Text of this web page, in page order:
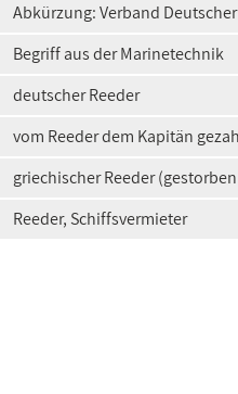
Abkürzung: Verband
Begriff aus der Marinetechnik
deutscher Reeder
vom Reeder dem Kapitän
griechischer Reeder
Reeder, Schiffsvermieter